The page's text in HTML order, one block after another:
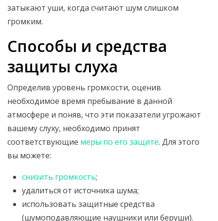
затыкают уши, когда считают шум слишком
громким.
Способы и средства
защиты слуха
Определив уровень громкости, оценив
необходимое время пребывание в данной
атмосфере и поняв, что эти показатели угрожают
вашему слуху, необходимо принят
соответствующие меры по его защите. Для этого
вы можете:
снизить громкость;
удалиться от источника шума;
использовать защитные средства
(шумоподавляющие наушники или беруши).